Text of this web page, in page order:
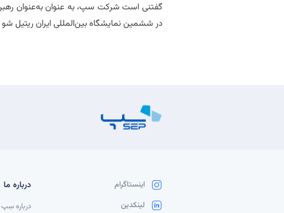
در ششمین نمایشگاه بین‌المللی ایران ریتیل شو
اینستاگرام
لینکدین
درباره ما
درباره سِپ